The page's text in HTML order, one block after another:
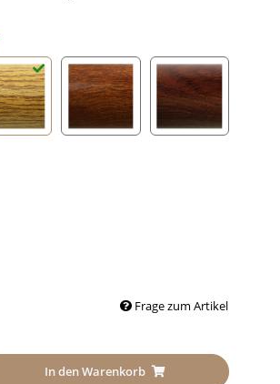
Frage zum Artikel
In den Warenkorb